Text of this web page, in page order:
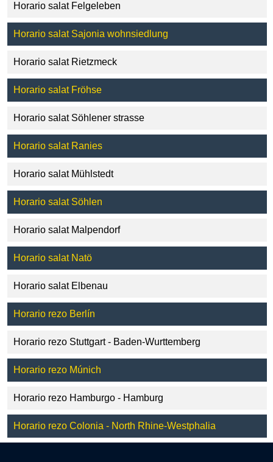
Horario salat Felgeleben
Horario salat Sajonia wohnsiedlung
Horario salat Rietzmeck
Horario salat Fröhse
Horario salat Söhlener strasse
Horario salat Ranies
Horario salat Mühlstedt
Horario salat Söhlen
Horario salat Malpendorf
Horario salat Natö
Horario salat Elbenau
Horario rezo Berlín
Horario rezo Stuttgart - Baden-Wurttemberg
Horario rezo Múnich
Horario rezo Hamburgo - Hamburg
Horario rezo Colonia - North Rhine-Westphalia